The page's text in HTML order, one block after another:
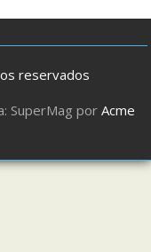
reservados
SuperMag porAcme